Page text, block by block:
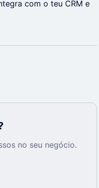
com o teu CRM e
no seu negócio.